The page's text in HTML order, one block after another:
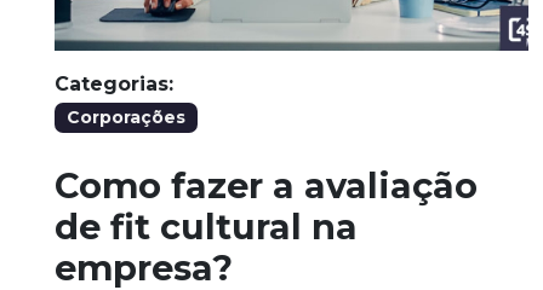
Categorias:
Corporações
Como fazer a avaliação
de fit cultural na
empresa?